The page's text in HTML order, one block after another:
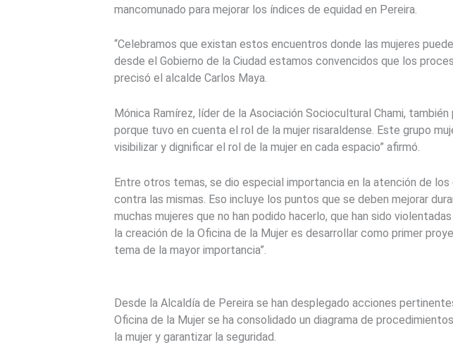
mancomunado para mejorar los índices de equidad en Pereira.
“Celebramos que existan estos encuentros donde las mujeres
desde el Gobierno de la Ciudad estamos convencidos que los
precisó el alcalde Carlos Maya.
Mónica Ramírez, líder de la Asociación Sociocultural Chami,
porque tuvo en cuenta el rol de la mujer risaraldense. Este grupo
visibilizar y dignificar el rol de la mujer en cada espacio” afirmó.
Entre otros temas, se dio especial importancia en la atención de
contra las mismas. Eso incluye los puntos que se deben mejorar
muchas mujeres que no han podido hacerlo, que han sido
la creación de la Oficina de la Mujer es desarrollar como primer
tema de la mayor importancia”.
Desde la Alcaldía de Pereira se han desplegado acciones
Oficina de la Mujer se ha consolidado un diagrama de
la mujer y garantizar la seguridad.